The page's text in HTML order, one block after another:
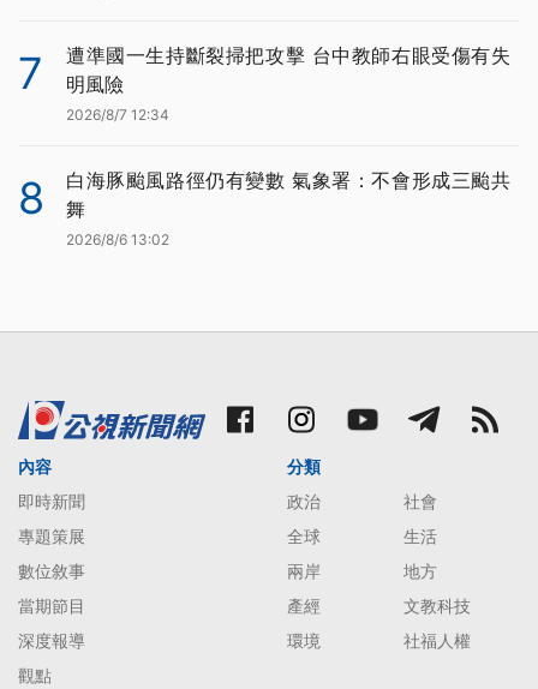
7
遭準國一生持斷裂掃把攻擊 台中教師右眼受傷有失
明風險
2026/8/7 12:34
8
白海豚颱風路徑仍有變數 氣象署：不會形成三颱共
舞
2026/8/6 13:02
內容
即時新聞
專題策展
數位敘事
當期節目
深度報導
觀點
分類
政治
社會
全球
生活
兩岸
地方
產經
文教科技
環境
社福人權